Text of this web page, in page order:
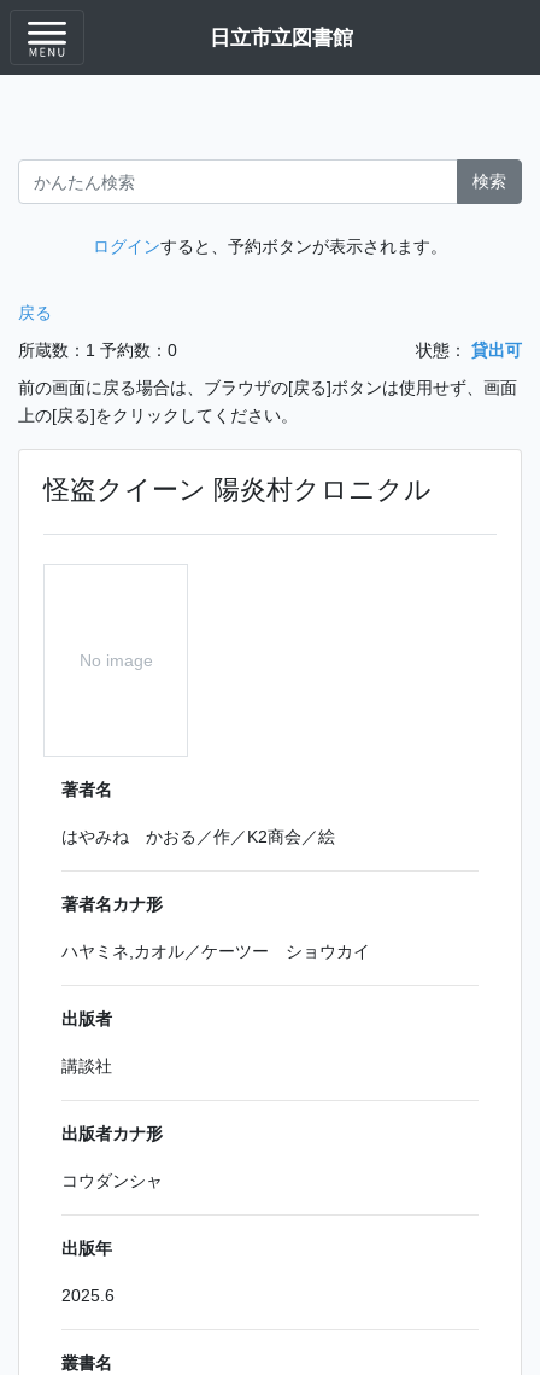
日立市立図書館
検索
ログインすると、予約ボタンが表示されます。
戻る
所蔵数：1 予約数：0 状態：
貸出可
前の画面に戻る場合は、ブラウザの[戻る]ボタンは使用せず、画面
上の[戻る]をクリックしてください。
怪盗クイーン 陽炎村クロニクル
No image
著者名
はやみね かおる／作／K2商会／絵
著者名カナ形
ハヤミネ,カオル／ケーツー ショウカイ
出版者
講談社
出版者カナ形
コウダンシャ
出版年
2025.6
叢書名